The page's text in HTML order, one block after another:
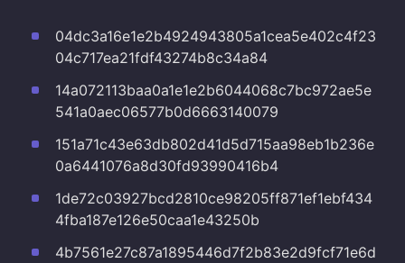
04dc3a16e1e2b4924943805a1cea5e402c4f23
04c717ea21fdf43274b8c34a84
14a072113baa0a1e1e2b6044068c7bc972ae5e
541a0aec06577b0d6663140079
151a71c43e63db802d41d5d715aa98eb1b236e
0a6441076a8d30fd93990416b4
1de72c03927bcd2810ce98205ff871ef1ebf434
4fba187e126e50caa1e43250b
4b7561e27c87a1895446d7f2b83e2d9fcf71e6d